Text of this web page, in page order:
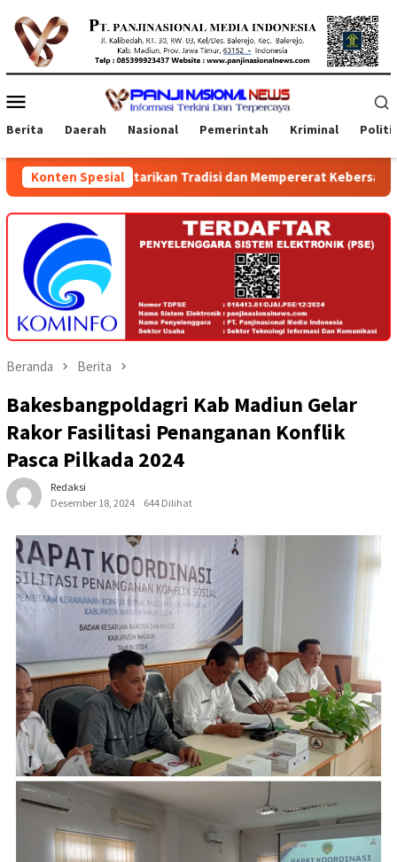
konten
Mobile
Berita Daerah Nasional Pemerintah Kriminal
Konten SpesialTradisi dan Mempererat Kebersamaan Warga
Beranda Berita
Bakesbangpoldagri Kab Madiun Gelar
Rakor Fasilitasi Penanganan Konflik
Pasca Pilkada 2024
Redaksi
Desember 18, 2024
644 Dilihat